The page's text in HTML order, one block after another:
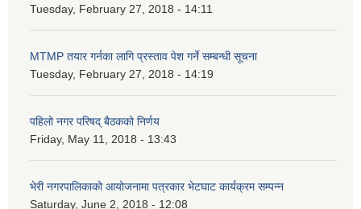
Tuesday, February 27, 2018 - 14:11
MTMP तयार गर्नका लागि प्रस्ताव पेश गर्ने सम्बन्धी सूचना
Tuesday, February 27, 2018 - 14:19
पहिलो नगर परिषद् बैठकको निर्णय
Friday, May 11, 2018 - 13:43
भेरी नगरपालिकाको आयोजनामा पत्रकार भेटघाट कार्यक्रम सम्पन्न
Saturday, June 2, 2018 - 12:08